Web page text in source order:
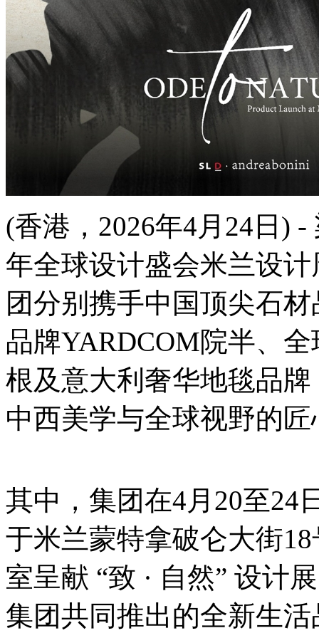
(香港，2026年4月24日)
年全球设计盛会米兰设
团分别携手中国顶尖石
品牌YARDCOM院半、
根及意大利奢华地毯品
中西美学与全球视野的
其中，集团在4月20至24
于米兰蒙特拿破仑大街18
室呈献 “致 · 自然” 设计
集团共同推出的全新生